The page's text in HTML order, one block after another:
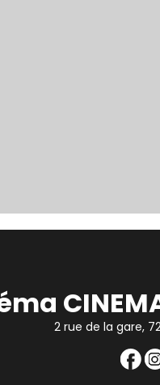
2 rue de la gare,